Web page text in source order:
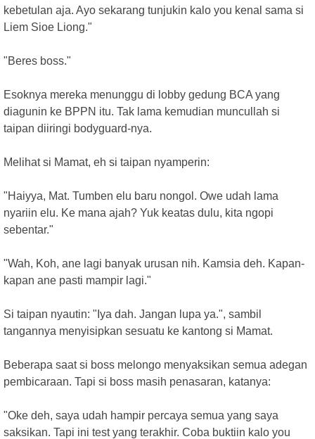
kebetulan aja. Ayo sekarang tunjukin kalo you kenal sama si
Liem Sioe Liong."
"Beres boss."
Esoknya mereka menunggu di lobby gedung BCA yang
diagunin ke BPPN itu. Tak lama kemudian muncullah si
taipan diiringi bodyguard-nya.
Melihat si Mamat, eh si taipan nyamperin:
"Haiyya, Mat. Tumben elu baru nongol. Owe udah lama
nyariin elu. Ke mana ajah? Yuk keatas dulu, kita ngopi
sebentar."
"Wah, Koh, ane lagi banyak urusan nih. Kamsia deh. Kapan-
kapan ane pasti mampir lagi."
Si taipan nyautin: "Iya dah. Jangan lupa ya.", sambil
tangannya menyisipkan sesuatu ke kantong si Mamat.
Beberapa saat si boss melongo menyaksikan semua adegan
pembicaraan. Tapi si boss masih penasaran, katanya:
"Oke deh, saya udah hampir percaya semua yang saya
saksikan. Tapi ini test yang terakhir. Coba buktiin kalo you